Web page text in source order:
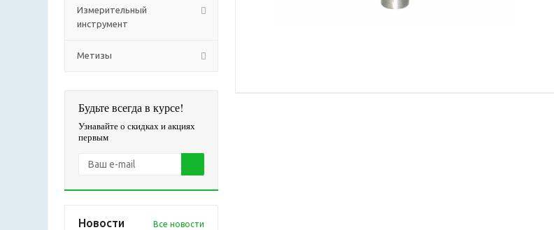
Измерительный
инструмент
Метизы
Будьте всегда в курсе!
Узнавайте о скидках и акциях
первым
Новости Все новости